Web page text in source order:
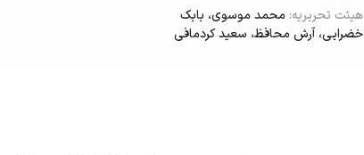
هیئت تحریریه: محمد موسوی، بابک
خضرایی،‌ آرش محافظ، سعید کردمافی